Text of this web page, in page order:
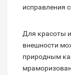
исправления
Для красоты
внешности
природным